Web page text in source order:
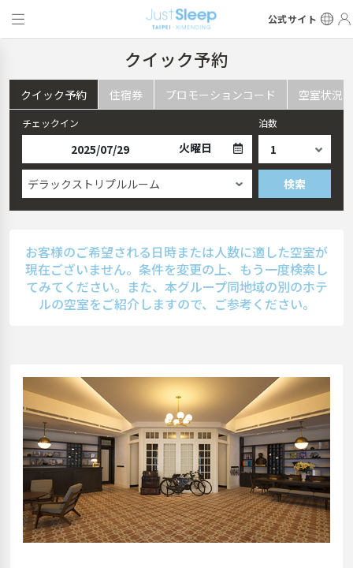
公式サイト
クイック予約
クイック予約 住宿券 プロモーションコード 空室状況
チェックイン
火曜日
泊数
デラックストリプルルーム 検索
お客様のご希望される日時または人数に適した空室が
現在ございません。条件を変更の上、もう一度検索し
てみてください。また、本グループ同地域の別のホテ
ルの空室をご紹介しますので、ご参考ください。